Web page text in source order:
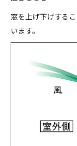
窓を上げ下げする
います。